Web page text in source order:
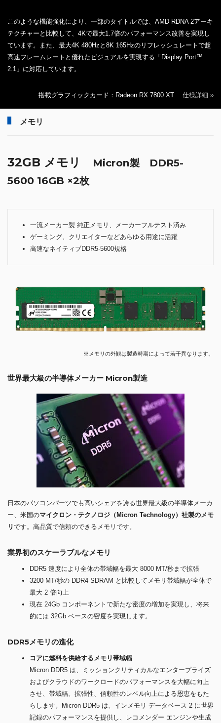
このような機能強化により、一部のタイトルでは、AMD RDNA 2アーキ
テクチャーと比較して、4Kで最大1.7倍のパフォーマンス改善を実現し
ています。また、最大4K 480Hzと8K 165Hzのリフレッシュレートで超
高速フレームレートと優れたビジュアルを実現する「Display Port™
2.1」に対応しています。
搭載グラフィックカード：Radeon RX 7800 XT 仕様詳細 »
メモリ
32GB メモリ
Micron製 DDR5-
5600 16GB ×2枚
一流メーカー製 純正メモリ、メーカーフルテスト済み
ゲーミング、クリエイターなどあらゆる用途に活躍
高速なネイティブDDR5-5600規格
※メモリの外観は製造時期によって若干異なります。
世界最大級の半導体メーカー Micron製造
日本のパソコンパーツでも高いシェアを誇る世界最大級の半導体メーカ
ー、米国のマイクロン・テクノロジ（Micron Technology）社製のメモ
リです。高品質で信頼のできるメモリです。
業界初のスケーラブルなメモリ
DDR5 速度により全体の帯域幅を最大 8000 MT/秒まで拡張
3200 MT/秒の DDR4 SDRAM と比較してメモリ帯域幅が全体で
最大 2 倍向上
現在 24Gb コンポーネントで新たな密度の増加を実現し、将来
的には 32Gb ベースの密度を実現します。
DDR5メモリの進化
コアに燃料を供給するメモリ帯域幅
Micron DDR5 は、ミッションクリティカルなエンタープライズ
およびクラウドのワークロードのパフォーマンスを大幅に向上
させ、帯域幅、拡張性、信頼性のレベル向上による恩恵をもた
らします。Micron DDR5 は、インメモリ データベース 2 に世界
記録のパフォーマンスを提供し、レコメンダー エンジンや生成